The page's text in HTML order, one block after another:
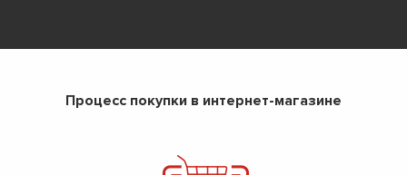
Процесс покупки в интернет-магазине